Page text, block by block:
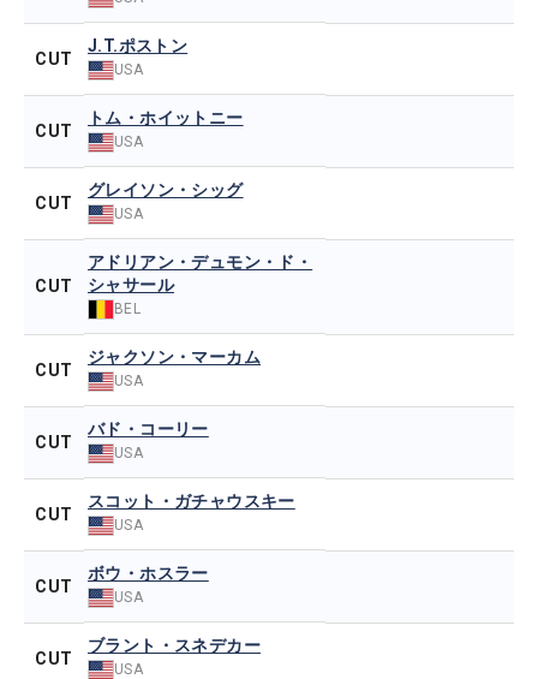
CUT
J.T.ポストン
USA
CUT
トム・ホイットニー
USA
CUT
グレイソン・シッグ
USA
CUT
アドリアン・デュモン・ド・
シャサール
BEL
CUT
ジャクソン・マーカム
USA
CUT
バド・コーリー
USA
CUT
スコット・ガチャウスキー
USA
CUT
ボウ・ホスラー
USA
CUT
ブラント・スネデカー
USA